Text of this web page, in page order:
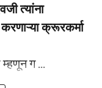
त्यांना
क्रूरकर्मा
ग ...